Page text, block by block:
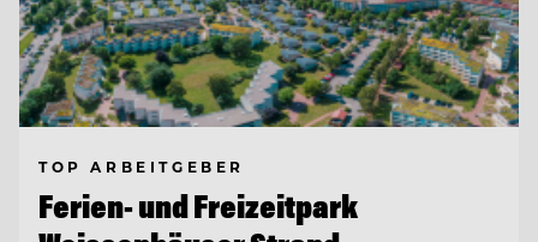
TOP ARBEITGEBER
Ferien- und Freizeitpark